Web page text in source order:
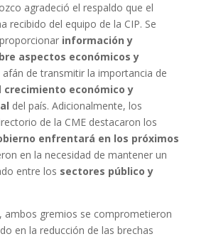
agradeció el respaldo que el
recibido del equipo de la CIP. Se
información y
aspectos económicos y
afán de transmitir la importancia de
crecimiento económico y
del país. Adicionalmente, los
de la CME destacaron los
enfrentará en los próximos
en la necesidad de mantener un
entre los sectores público y
ambos gremios se comprometieron
en la reducción de las brechas